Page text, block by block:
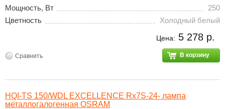
Мощность, Вт
250
Цветность
Холодный белый
Цена: 5 278 р.
В корзину
Сравнить
HQI-TS 150/WDL EXCELLENCE Rx7S-24- лампа
металлогалогенная OSRAM